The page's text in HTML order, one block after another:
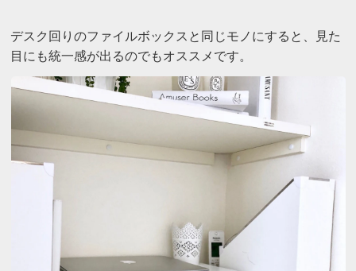
デスク回りのファイルボックスと同じモノにすると、見た
目にも統一感が出るのでもオススメです。